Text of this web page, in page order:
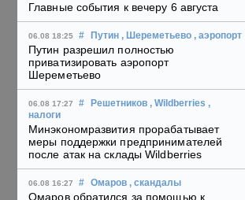
Главные события к вечеру 6 августа
06.08 18:25 # Путин , Шереметьево , аэропорт
Путин разрешил полностью
приватизировать аэропорт
Шереметьево
06.08 17:27 # Решетников , Wildberries ,
налоги
Минэкономразвития прорабатывает
меры поддержки предпринимателей
после атак на склады Wildberries
06.08 16:27 # Омаров , скандалы
Омаров обратился за помощью к